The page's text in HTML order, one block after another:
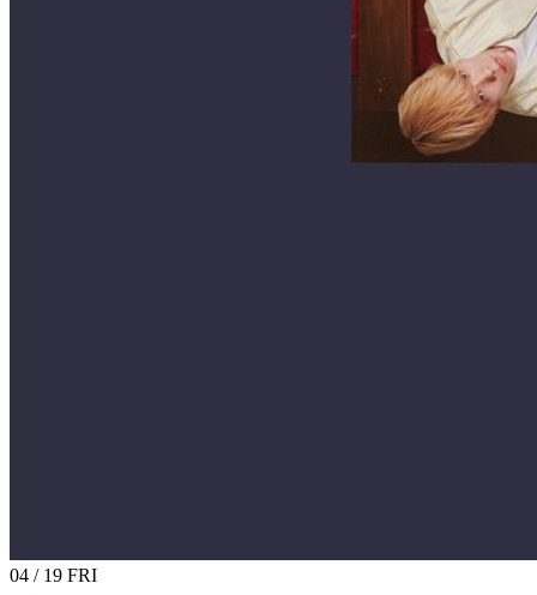
04 / 19 FRI